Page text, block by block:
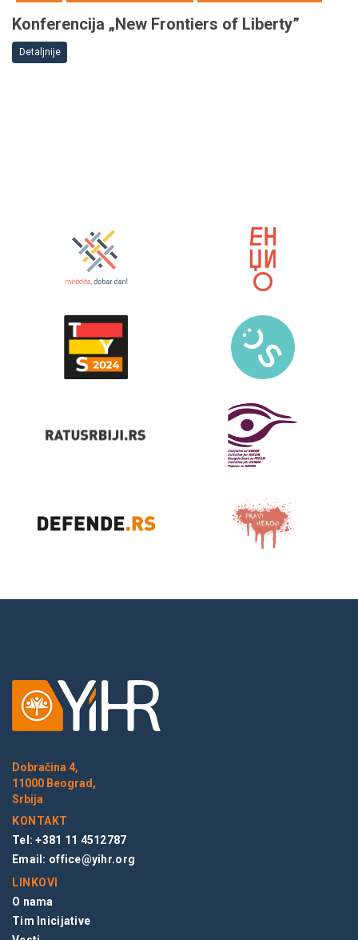
Konferencija „New Frontiers of Liberty”
Detaljnije
Dobračina 4,
11000 Beograd,
Srbija
KONTAKT
Tel: +381 11 4512787
Email: office@yihr.org
LINKOVI
O nama
Tim Inicijative